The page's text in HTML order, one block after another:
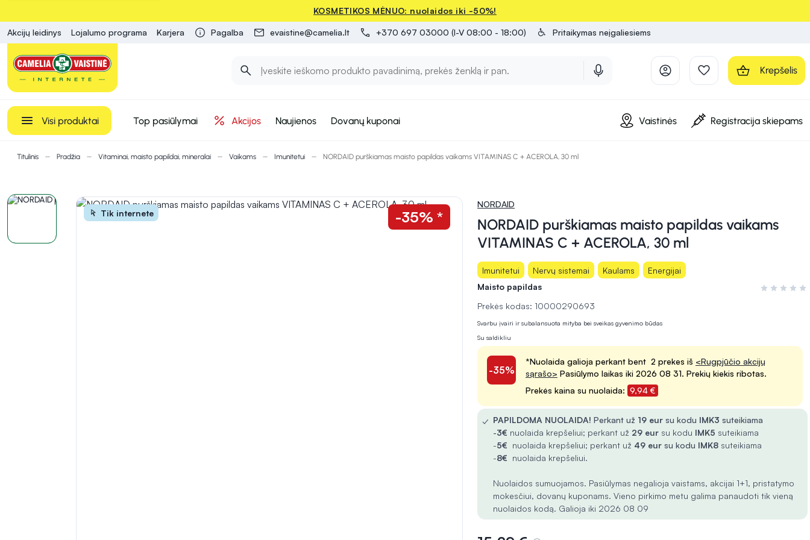
KOSMETIKOS MĖNUO: nuolaidos iki -50%!
Akcijų leidinys Lojalumo programa Karjera Pagalba evaistine@camelia.lt +370 697 03000 (I-V 08:00 - 18:00) Pritaikymas neįgaliesiems
Krepšelis
Visi produktai Top pasiūlymai Akcijos Naujienos Dovanų kuponai Vaistinės Registracija skiepams
Titulinis Pradžia Vitaminai, maisto papildai, mineralai Vaikams Imunitetui NORDAID purškiamas maisto papildas vaikams VITAMINAS C + ACEROLA, 30 ml
Tik internete -35% *
NORDAID
NORDAID purškiamas maisto papildas vaikams
VITAMINAS C + ACEROLA, 30 ml
Imunitetui Nervų sistemai Kaulams
Energijai
Maisto papildas
Įvertinimas
Prekės kodas: 10000290693
Svarbu įvairi ir subalansuota mityba bei sveikas gyvenimo būdas
Su saldikliu
-35%
*Nuolaida galioja perkant bent 2 prekes iš <Rugpjūčio akcijų
sąrašo> Pasiūlymo laikas iki 2026 08 31. Prekių kiekis ribotas.
Prekės kaina su nuolaida: 9,94 €
✓ PAPILDOMA NUOLAIDA! Perkant už 19 eur su kodu IMK3 suteikiama
-3€ nuolaida krepšeliui; perkant už 29 eur su kodu IMK5 suteikiama
-5€ nuolaida krepšeliui; perkant už 49 eur su kodu IMK8 suteikiama
-8€ nuolaida krepšeliui.
Nuolaidos sumuojamos. Pasiūlymas negalioja vaistams, akcijai 1+1, pristatymo
mokesčiui, dovanų kuponams. Vieno pirkimo metu galima panaudoti tik vieną
nuolaidos kodą. Galioja iki 2026 08 09